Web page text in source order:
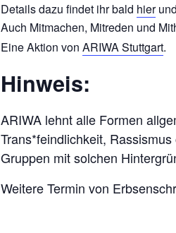
Details dazu findet ihr bald hier
Auch Mitmachen, Mitreden und
Eine Aktion von ARIWA Stuttgart.
Hinweis:
ARIWA lehnt alle Formen
Trans*feindlichkeit,
Gruppen mit solchen
Weitere Termin von